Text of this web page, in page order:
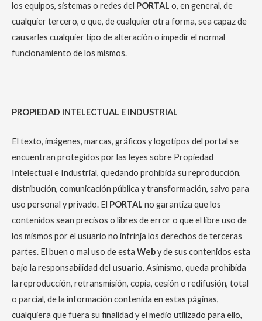
los equipos, sistemas o redes del PORTAL o, en general, de
cualquier tercero, o que, de cualquier otra forma, sea capaz de
causarles cualquier tipo de alteración o impedir el normal
funcionamiento de los mismos.
PROPIEDAD INTELECTUAL E INDUSTRIAL
El texto, imágenes, marcas, gráficos y logotipos del portal se
encuentran protegidos por las leyes sobre Propiedad
Intelectual e Industrial, quedando prohibida su reproducción,
distribución, comunicación pública y transformación, salvo para
uso personal y privado. El PORTAL no garantiza que los
contenidos sean precisos o libres de error o que el libre uso de
los mismos por el usuario no infrinja los derechos de terceras
partes. El buen o mal uso de esta Weby de sus contenidos esta
bajo la responsabilidad del usuario. Asimismo, queda prohibida
la reproducción, retransmisión, copia, cesión o redifusión, total
o parcial, de la información contenida en estas páginas,
cualquiera que fuera su finalidad y el medio utilizado para ello,